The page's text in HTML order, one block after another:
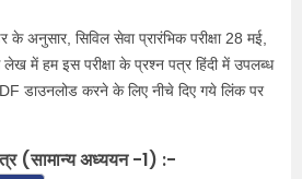
के अनुसार, सिविल सेवा प्रारंभिक परीक्षा 28 मई,
में हम इस परीक्षा के प्रश्न पत्र हिंदी में उपलब्ध
डाउनलोड करने के लिए नीचे दिए गये लिंक पर
(सामान्य अध्ययन -1) :-